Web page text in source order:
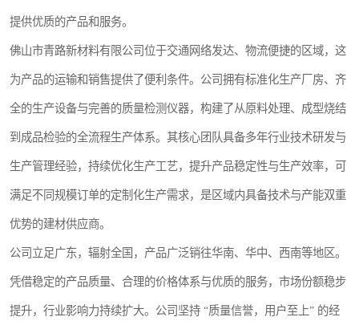
提供优质的产品和服务。
佛山市青路新材料有限公司位于交通网络发达、物流便捷的区域，这
为产品的运输和销售提供了便利条件。公司拥有标准化生产厂房、齐
全的生产设备与完善的质量检测仪器，构建了从原料处理、成型烧结
到成品检验的全流程生产体系。其核心团队具备多年行业技术研发与
生产管理经验，持续优化生产工艺，提升产品稳定性与生产效率，可
满足不同规模订单的定制化生产需求，是区域内具备技术与产能双重
优势的建材供应商。
公司立足广东，辐射全国，产品广泛销往华南、华中、西南等地区。
凭借稳定的产品质量、合理的价格体系与优质的服务，市场份额稳步
提升，行业影响力持续扩大。公司坚持 “质量信誉，用户至上” 的经